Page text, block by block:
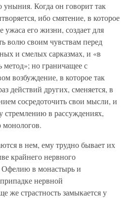
уныния. Когда он говорит так
ибо смятение, в которое
ужаса его жизни, создает для
волю своим чувствам перед
и смелых сарказмах, и «в
метод»; но граничащее с
возбуждение, в которое так
действий других, сменяется, в
сосредоточить свои мысли, и
стремлению в рассуждениях,
монологов.
в нем, ему трудно бывает их
крайнего нервного
Офелию в монастырь и
нервной
же страстность замыкается у